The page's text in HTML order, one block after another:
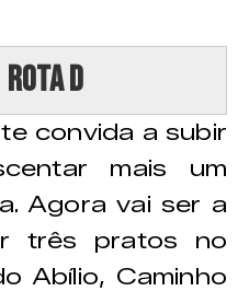
D
convida a subir
mais um
Agora vai ser a
três pratos no
Abílio, Caminho